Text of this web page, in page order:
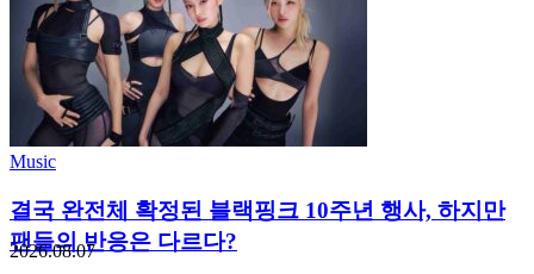
Music
결국 완전체 확정된 블랙핑크 10주년 행사, 하지만
팬들의 반응은 다르다?
2026.08.07